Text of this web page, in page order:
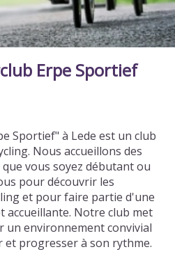
Erpe Sportief
Sportief" à Lede est un club
Nous accueillons des
vous soyez débutant ou
pour découvrir les
et pour faire partie d'une
accueillante. Notre club met
environnement convivial
progresser à son rythme.